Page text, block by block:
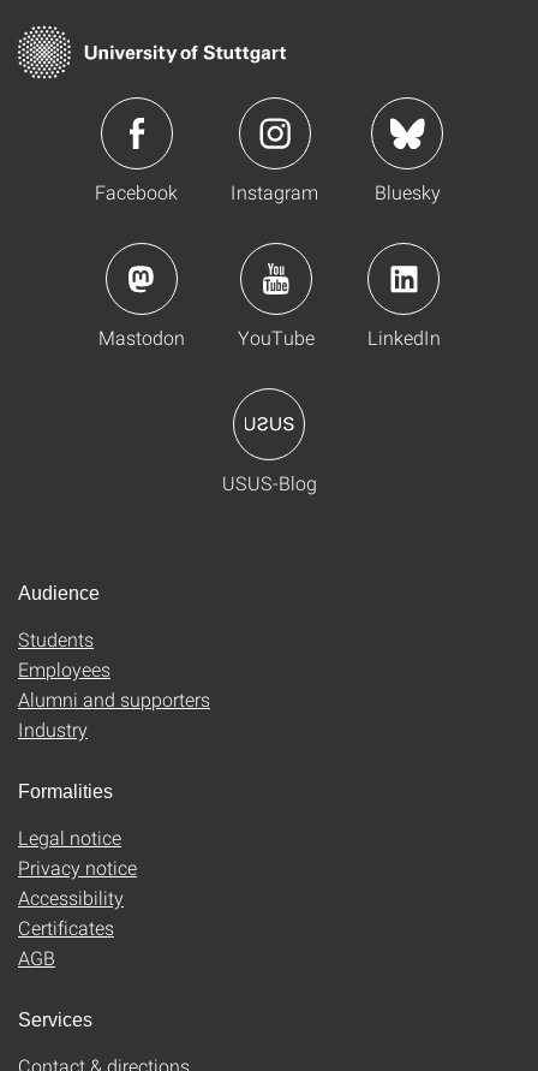
Facebook Instagram Bluesky
Mastodon YouTube LinkedIn
USUS-Blog
Audience
Students
Employees
Alumni and supporters
Industry
Formalities
Legal notice
Privacy notice
Accessibility
Certificates
AGB
Services
Contact & directions